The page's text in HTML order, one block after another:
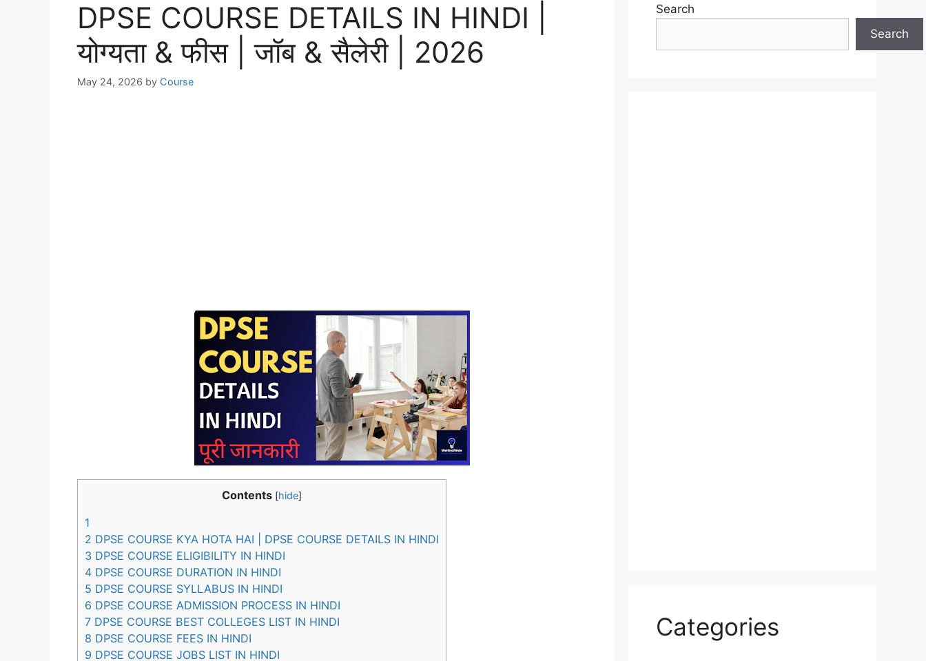
DPSE COURSE DETAILS IN HINDI |
योग्यता & फीस | जॉब & सैलेरी | 2026
May 24, 2026 by Course
Contents [hide]
1
2 DPSE COURSE KYA HOTA HAI | DPSE COURSE DETAILS IN HINDI
3 DPSE COURSE ELIGIBILITY IN HINDI
4 DPSE COURSE DURATION IN HINDI
5 DPSE COURSE SYLLABUS IN HINDI
6 DPSE COURSE ADMISSION PROCESS IN HINDI
7 DPSE COURSE BEST COLLEGES LIST IN HINDI
8 DPSE COURSE FEES IN HINDI
9 DPSE COURSE JOBS LIST IN HINDI
Search
Search
Categories